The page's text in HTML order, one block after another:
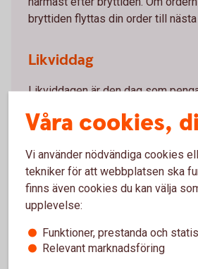
bryttiden flyttas din order till
Likviddag
Likviddagen är den dag som
kontot efter en försäljning. Antalet
handelsinfo.
Bryttider ochlikviddagar
Vad är en affärsdag?
Våra cookies,
Vi använder nödvändiga cookies
tekniker för att webbplatsen ska
finns även cookies du kan välja
upplevelse:
Funktioner, prestanda och
Relevant marknadsföring